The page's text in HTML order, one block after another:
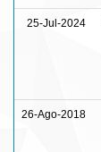
25-Jul-2024
26-Ago-2018